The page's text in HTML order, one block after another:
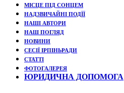
МІСЦЕ ПІД СОНЦЕМ
НАДЗВИЧАЙНІ ПОДЇЇ
НАШІ АВТОРИ
НАШ ПОГЛЯД
НОВИНИ
СЕСІЇ ІРПІНЬРАДИ
СТАТТІ
ФОТОГАЛЕРЕЯ
ЮРИДИЧНА ДОПОМОГА